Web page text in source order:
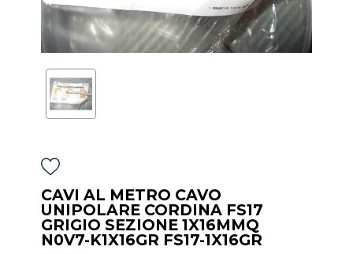
CAVI AL METRO CAVO
UNIPOLARE CORDINA FS17
GRIGIO SEZIONE 1X16MMQ
N0V7-K1X16GR FS17-1X16GR